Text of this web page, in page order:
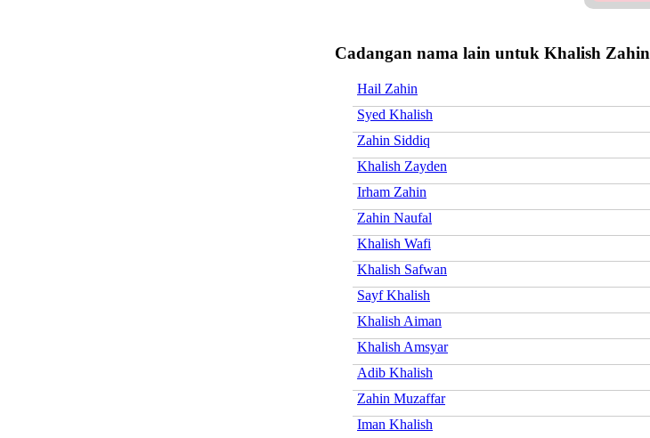
Cadangan nama lain untuk Khalish Zahin
Hail Zahin
Syed Khalish
Zahin Siddiq
Khalish Zayden
Irham Zahin
Zahin Naufal
Khalish Wafi
Khalish Safwan
Sayf Khalish
Khalish Aiman
Khalish Amsyar
Adib Khalish
Zahin Muzaffar
Iman Khalish